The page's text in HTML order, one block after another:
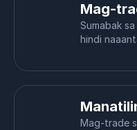
Mag-
Sumabak
hindi
Mag-trade